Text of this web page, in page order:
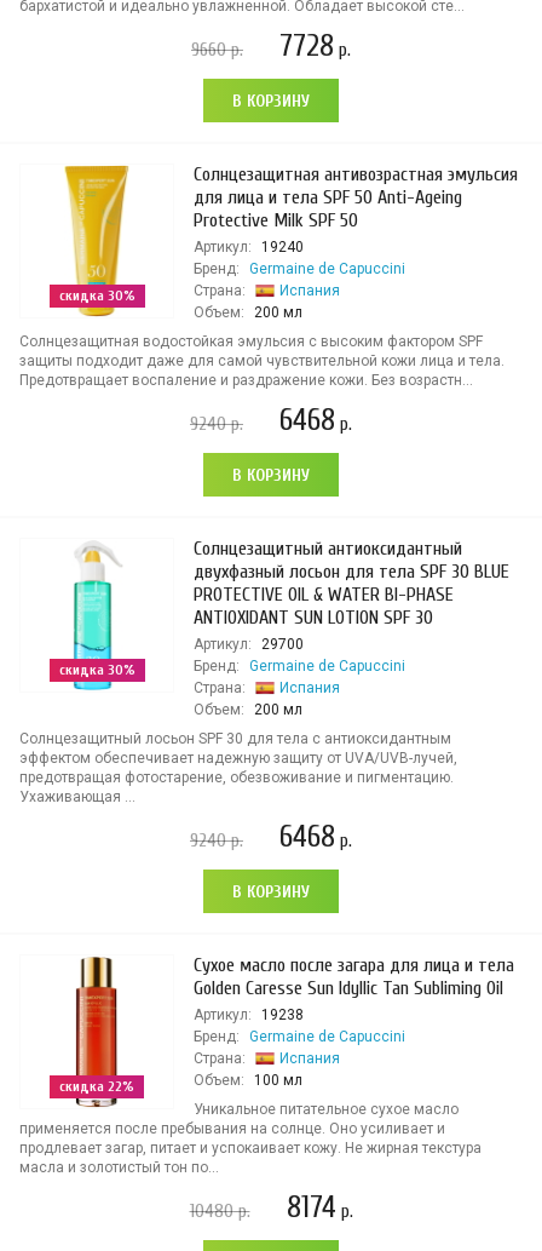
бархатистой и идеально увлажненной. Обладает высокой сте...
9660р. 7728 р.
В КОРЗИНУ
скидка 30%
Солнцезащитная антивозрастная эмульсия
для лица и тела SPF 50 Anti-Ageing
Protective Milk SPF 50
Артикул:
19240
Бренд:
Germaine de Capuccini
Страна:
Испания
Объем:
200 мл
Солнцезащитная водостойкая эмульсия с высоким фактором SPF
защиты подходит даже для самой чувствительной кожи лица и тела.
Предотвращает воспаление и раздражение кожи. Без возрастн...
9240р. 6468 р.
В КОРЗИНУ
скидка 30%
Солнцезащитный антиоксидантный
двухфазный лосьон для тела SPF 30 BLUE
PROTECTIVE OIL & WATER BI-PHASE
ANTIOXIDANT SUN LOTION SPF 30
Артикул:
29700
Бренд:
Germaine de Capuccini
Страна:
Испания
Объем:
200 мл
Солнцезащитный лосьон SPF 30 для тела с антиоксидантным
эффектом обеспечивает надежную защиту от UVA/UVB-лучей,
предотвращая фотостарение, обезвоживание и пигментацию.
Ухаживающая ...
9240р. 6468 р.
В КОРЗИНУ
скидка 22%
Сухое масло после загара для лица и тела
Golden Caresse Sun Idyllic Tan Subliming Oil
Артикул:
19238
Бренд:
Germaine de Capuccini
Страна:
Испания
Объем:
100 мл
Уникальное питательное сухое масло
применяется после пребывания на солнце. Оно усиливает и
продлевает загар, питает и успокаивает кожу. Не жирная текстура
масла и золотистый тон по...
10480р. 8174 р.